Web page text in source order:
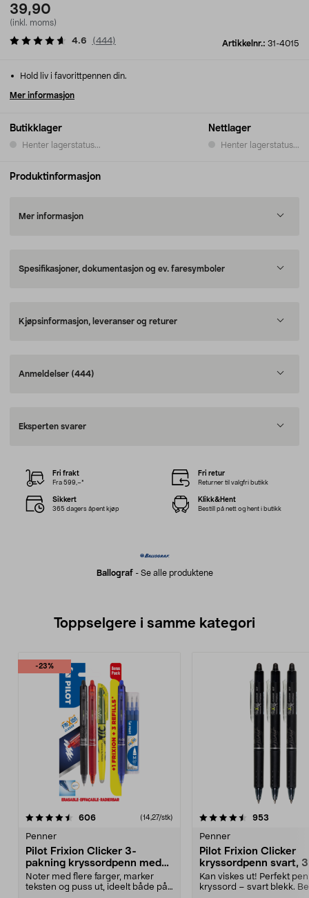
39,90
(inkl. moms)
Artikkelnr.: 31-4015
4.6 (444)
Butikklager
Henter lagerstatus...
Nettlager
Henter lagerstatus...
Hold liv i favorittpennen din.
Mer informasjon
Produktinformasjon
Mer informasjon
Spesifikasjoner, dokumentasjon og ev. faresymboler
Kjøpsinformasjon, leveranser og returer
Anmeldelser (444)
Eksperten svarer
Ballograf- Se alle produktene
Fri frakt
Fra 599,–*
Fri retur
Returner til valgfri butikk
Sikkert
365 dagers åpent kjøp
Klikk&Hent
Bestill på nett og hent i butikk
Toppselgere i samme kategori
-23%
606anmeldelser(14,27/stk)
Penner
Pilot Frixion Clicker 3-
pakning kryssordpenn med
refill og markeringstusj
Noter med flere farger, marker
teksten og puss ut, ideelt både på
4.5 av 5 stjerner 953
Penner
Pilot Frixion Clicker
kryssordpenn svart,
pakning
Kan viskes ut! Perfekt
kryssord – svart blekk.
3.5 av 5 stjerner